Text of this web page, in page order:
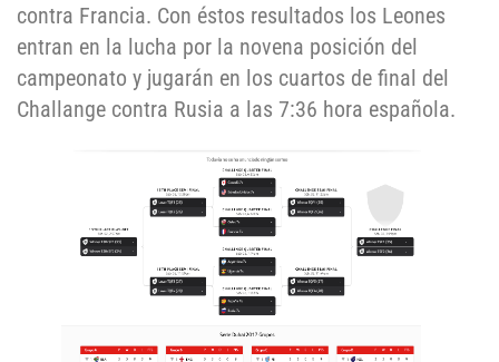
contra Francia. Con éstos resultados los Leones
entran en la lucha por la novena posición del
campeonato y jugarán en los cuartos de final del
Challange contra Rusia a las 7:36 hora española.